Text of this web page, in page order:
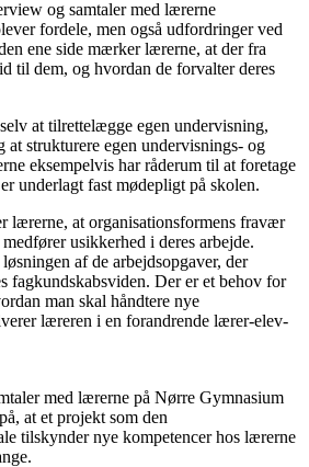
og samtaler med lærerne
fordele, men også udfordringer ved
ene side mærker lærerne, at der fra
til dem, og hvordan de forvalter deres
at tilrettelægge egen undervisning,
strukturere egen undervisnings- og
eksempelvis har råderum til at foretage
underlagt fast mødepligt på skolen.
lærerne, at organisationsformens fravær
usikkerhed i deres arbejde.
af de arbejdsopgaver, der
fagkundskabsviden. Der er et behov for
man skal håndtere nye
læreren i en forandrende lærer-elev-
med ­lærerne på Nørre Gymnasium
at et projekt som den
tilskynder nye kompetencer hos lærerne